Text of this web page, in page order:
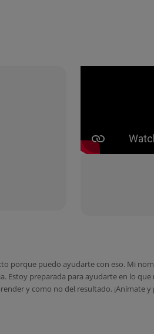
porque puedo ayudarte con eso. Mi
preparada para ayudarte en lo que
y como no del resultado. ¡Anímate